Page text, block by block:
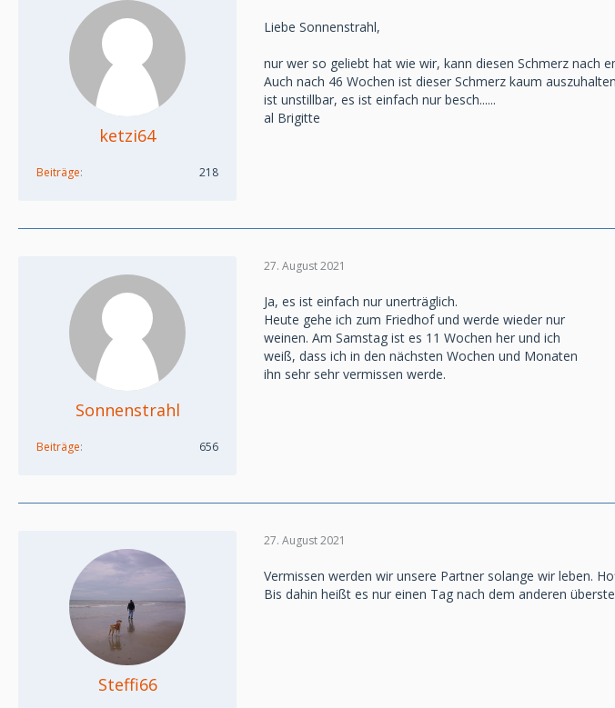
ketzi64
Beiträge 218
Liebe Sonnenstrahl,
nur wer so geliebt hat wie wir, kann diesen Schmerz nach
Auch nach 46 Wochen ist dieser Schmerz kaum
ist unstillbar, es ist einfach nur besch......
al Brigitte
Sonnenstrahl
Beiträge 656
27. August 2021
Ja, es ist einfach nur unerträglich.
Heute gehe ich zum Friedhof und werde wieder nur
weinen. Am Samstag ist es 11 Wochen her und ich
weiß, dass ich in den nächsten Wochen und Monaten
ihn sehr sehr vermissen werde.
Steffi66
27. August 2021
Vermissen werden wir unsere Partner solange wir leben.
Bis dahin heißt es nur einen Tag nach dem anderen